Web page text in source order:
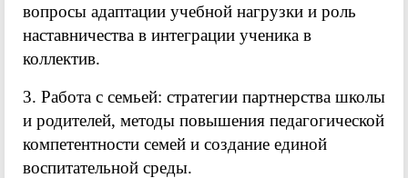
вопросы адаптации учебной нагрузки и роль
наставничества в интеграции ученика в
коллектив.
3. Работа с семьей: стратегии партнерства школы
и родителей, методы повышения педагогической
компетентности семей и создание единой
воспитательной среды.